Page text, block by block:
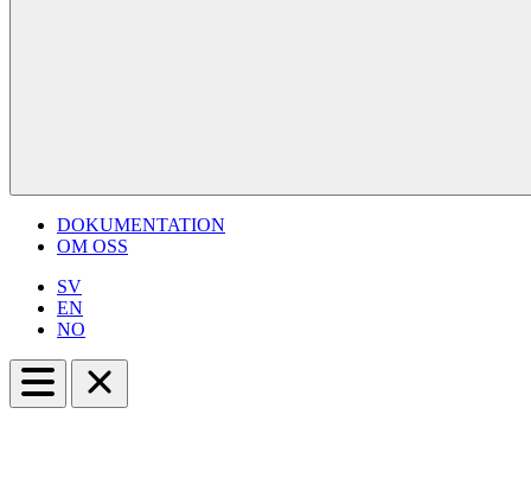
DOKUMENTATION
OM OSS
SV
EN
NO